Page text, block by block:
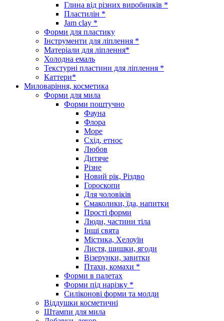
Глина від різних виробників *
Пластилін *
Jam clay *
Форми для пластику
Інструменти для ліплення *
Матеріали для ліплення*
Холодна емаль
Текстурні пластини для ліплення *
Каттери*
Миловаріння, косметика
Форми для мила
Форми поштучно
Фауна
Флора
Море
Схід, етнос
Любов
Дитяче
Різне
Новий рік, Різдво
Гороскопи
Для чоловіків
Смаколики, їда, напитки
Прості форми
Люди, частини тіла
Інші свята
Містика, Хелоуїн
Листя, шишки, ягоди
Візерунки, завитки
Птахи, комахи *
Форми в палетах
Форми під нарізку *
Силіконові форми та молди
Віддушки косметичні
Штампи для мила